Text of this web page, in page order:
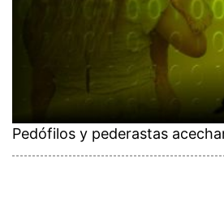
Pedófilos y pederastas